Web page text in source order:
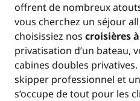
offrent de nombreux
vous cherchez un séjour
choisissiez nos croisières
privatisation d’un bateau,
cabines doubles
skipper professionnel et
s’occupe de tout pour les